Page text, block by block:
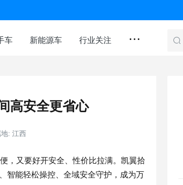
车 新能源车 行业关注 ...
高安全更省心
: 江西
，又要好开安全、性价比拉满。凯翼拾
智能轻松操控、全域安全守护，成为万